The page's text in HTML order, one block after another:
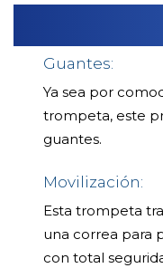
Guantes:
Ya sea por
trompeta, este
guantes.
Movilización:
Esta trompeta
una correa para
con total